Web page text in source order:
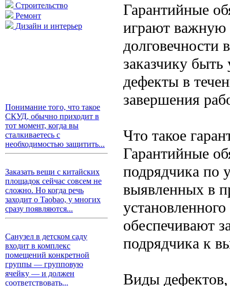
Строительство
Ремонт
Дизайн и интерьер
Понимание того, что такое
СКУД, обычно приходит в
тот момент, когда вы
сталкиваетесь с
необходимостью защитить...
Заказать вещи с китайских
площадок сейчас совсем не
сложно. Но когда речь
заходит о Taobao, у многих
сразу появляются...
Санузел в детском саду
входит в комплекс
помещений конкретной
группы — групповую
ячейку — и должен
соответствовать...
Гарантийные
играют важную
долговечности
заказчику
дефекты в
завершения
Что такое
Гарантийные
подрядчика по
выявленных в
обеспечивают
подрядчика к
Виды